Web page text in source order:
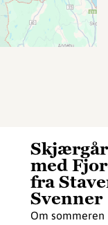
med
fra
Svenner
Om